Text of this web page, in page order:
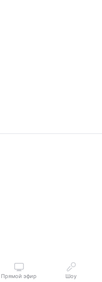
Прямой эфир Шоу